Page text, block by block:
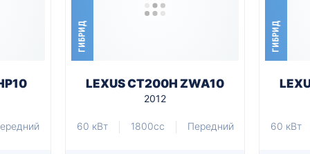
ГИБРИД
LEXUS CT200H ZWA10
2012
60 кВт 1800cc Передний
ГИБРИД
60 кВт